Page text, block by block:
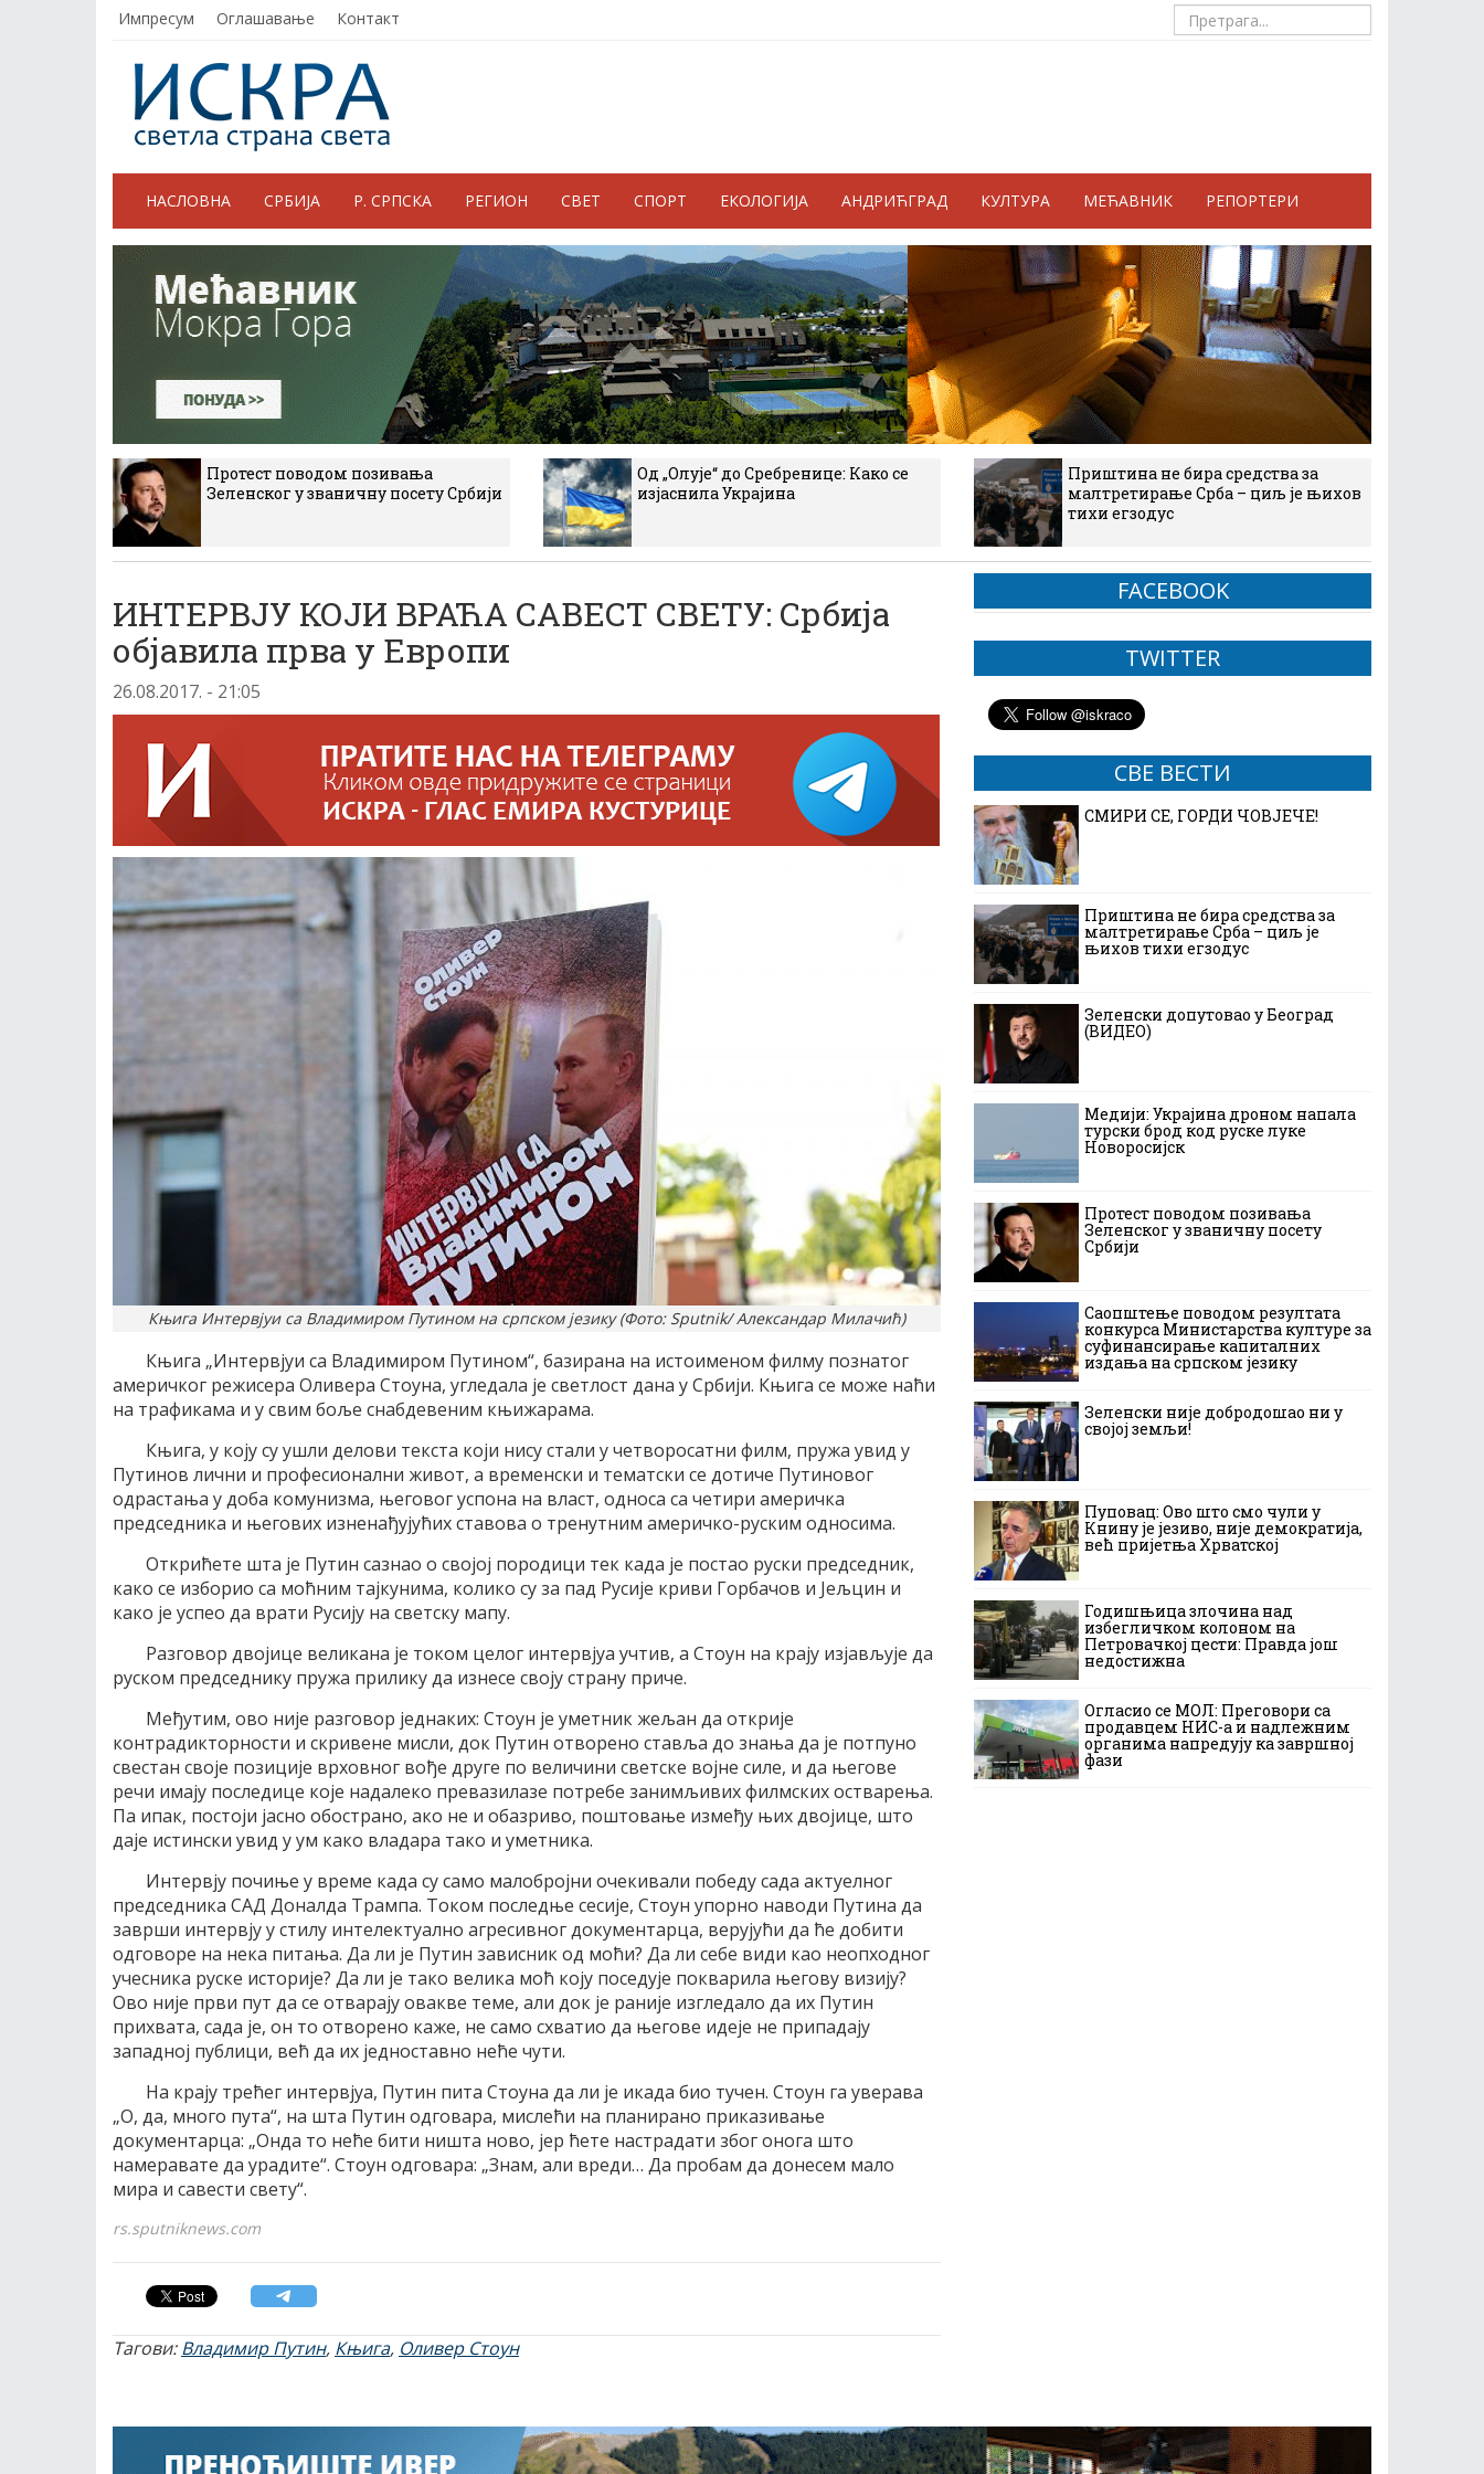
Импресум Оглашавање Контакт
НАСЛОВНА СРБИЈА Р. СРПСКА РЕГИОН СВЕТ СПОРТ ЕКОЛОГИЈА АНДРИЋГРАД КУЛТУРА МЕЋАВНИК РЕПОРТЕРИ
Протест поводом позивања
Зеленског у званичну посету Србији
Од „Олује“ до Сребренице: Како се
изјаснила Украјина
Приштина не бира средства за
малтретирање Срба – циљ је њихов
тихи егзодус
ИНТЕРВЈУ КОЈИ ВРАЋА САВЕСТ СВЕТУ: Србија
објавила прва у Европи
26.08.2017. - 21:05
Књига Интервјуи са Владимиром Путином на српском језику (Фото: Sputnik/ Александар Милачић)
Књига „Интервјуи са Владимиром Путином“, базирана на истоименом филму познатог
америчког режисера Оливера Стоуна, угледала је светлост дана у Србији. Књига се може наћи
на трафикама и у свим боље снабдевеним књижарама.
Књига, у коју су ушли делови текста који нису стали у четворосатни филм, пружа увид у
Путинов лични и професионални живот, а временски и тематски се дотиче Путиновог
одрастања у доба комунизма, његовог успона на власт, односа са четири америчка
председника и његових изненађујућих ставова о тренутним америчко-руским односима.
Открићете шта је Путин сазнао о својој породици тек када је постао руски председник,
како се изборио са моћним тајкунима, колико су за пад Русије криви Горбачов и Јељцин и
како је успео да врати Русију на светску мапу.
Разговор двојице великана је током целог интервјуа учтив, а Стоун на крају изјављује да
руском председнику пружа прилику да изнесе своју страну приче.
Међутим, ово није разговор једнаких: Стоун је уметник жељан да открије
контрадикторности и скривене мисли, док Путин отворено ставља до знања да је потпуно
свестан своје позиције врховног вође друге по величини светске војне силе, и да његове
речи имају последице које надалеко превазилазе потребе занимљивих филмских остварења.
Па ипак, постоји јасно обострано, ако не и обазриво, поштовање између њих двојице, што
даје истински увид у ум како владара тако и уметника.
Интервју почиње у време када су само малобројни очекивали победу сада актуелног
председника САД Доналда Трампа. Током последње сесије, Стоун упорно наводи Путина да
заврши интервју у стилу интелектуално агресивног документарца, верујући да ће добити
одговоре на нека питања. Да ли је Путин зависник од моћи? Да ли себе види као неопходног
учесника руске историје? Да ли је тако велика моћ коју поседује покварила његову визију?
Ово није први пут да се отварају овакве теме, али док је раније изгледало да их Путин
прихвата, сада је, он то отворено каже, не само схватио да његове идеје не припадају
западној публици, већ да их једностaвно неће чути.
На крају трећег интервјуа, Путин пита Стоуна да ли је икада био тучен. Стоун га уверава
„О, да, много пута“, на шта Путин одговара, мислећи на планирано приказивање
документарца: „Онда то неће бити ништа ново, јер ћете настрадати због онога што
намеравате да урадите“. Стоун одговара: „Знам, али вреди… Да пробам да донесем мало
мира и савести свету“.
rs.sputniknews.com
Тагови:Владимир Путин, Књига, Оливер Стоун
FACEBOOK
TWITTER
СВЕ ВЕСТИ
СМИРИ СЕ, ГОРДИ ЧОВЈЕЧЕ!
Приштина не бира средства за
малтретирање Срба – циљ је
њихов тихи егзодус
Зеленски допутовао у Београд
(ВИДЕО)
Медији: Украјина дроном напала
турски брод код руске луке
Новоросијск
Протест поводом позивања
Зеленског у званичну посету
Србији
Саопштење поводом резултата
конкурса Министарства културе за
суфинансирање капиталних
издања на српском језику
Зеленски није добродошао ни у
својој земљи!
Пуповац: Ово што смо чули у
Книну је језиво, није демократија,
већ пријетња Хрватској
Годишњица злочина над
избегличком колоном на
Петровачкој цести: Правда још
недостижна
Огласио се МОЛ: Преговори са
продавцем НИС-а и надлежним
органима напредују ка завршној
фази